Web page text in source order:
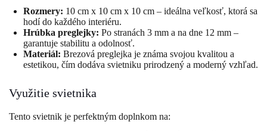
Rozmery: 10 cm x 10 cm x 10 cm – ideálna veľkosť, ktorá sa
hodí do každého interiéru.
Hrúbka preglejky: Po stranách 3 mm a na dne 12 mm –
garantuje stabilitu a odolnosť.
Materiál: Brezová preglejka je známa svojou kvalitou a
estetikou, čím dodáva svietniku prirodzený a moderný vzhľad.
Využitie svietnika
Tento svietnik je perfektným doplnkom na: